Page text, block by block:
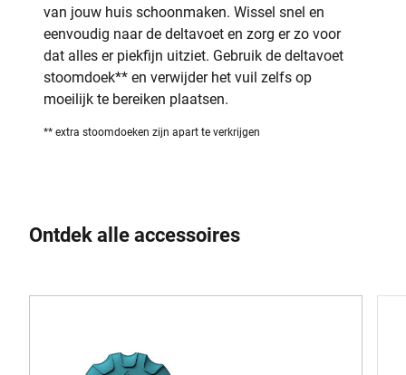
van jouw huis schoonmaken. Wissel snel en
eenvoudig naar de deltavoet en zorg er zo voor
dat alles er piekfijn uitziet. Gebruik de deltavoet
stoomdoek** en verwijder het vuil zelfs op
moeilijk te bereiken plaatsen.
** extra stoomdoeken zijn apart te verkrijgen
Ontdek alle accessoires